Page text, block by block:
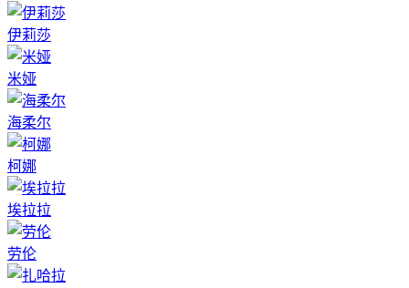
伊莉莎
米娅
海柔尔
柯娜
埃拉拉
劳伦